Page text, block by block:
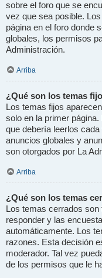
sobre el foro que se
vez que sea posible.
página en el foro donde
globales, los permisos
Administración.
Arriba
¿Qué son los temas
Los temas fijos
solo en la primer
que debería leerlos
anuncios globales y
son otorgados por La
Arriba
¿Qué son los temas
Los temas cerrados
responder y las
automáticamente. Los
razones. Esta decisión
moderador. Tal vez
de los permisos que le